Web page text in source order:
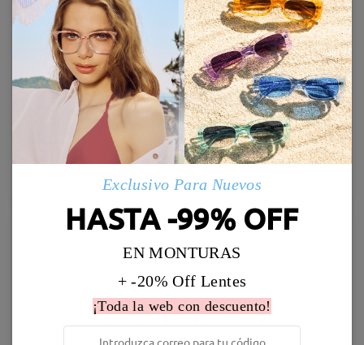
Baddie27
36,95 €
New
Exclusivo Para Nuevos
HASTA -99% OFF
EN MONTURAS
+ -20% Off Lentes
¡Toda la web con descuento!